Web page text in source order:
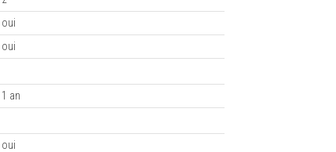
oui
oui
1 an
oui